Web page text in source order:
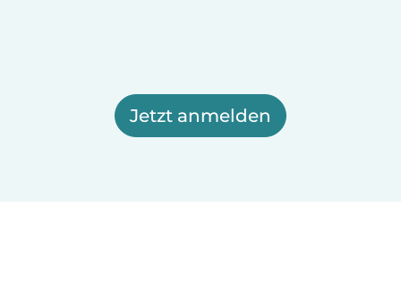
Jetzt anmelden